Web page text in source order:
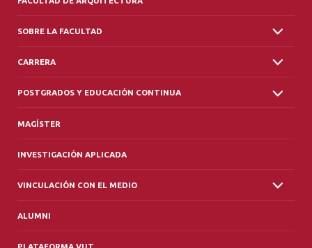
SOBRE LA FACULTAD
CARRERA
POSTGRADOS Y EDUCACIÓN CONTINUA
MAGÍSTER
INVESTIGACIÓN APLICADA
VINCULACIÓN CON EL MEDIO
ALUMNI